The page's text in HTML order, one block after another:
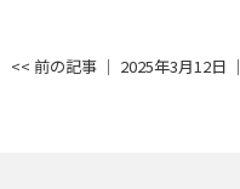
<< 前の記事 │ 2025年3月12日 │